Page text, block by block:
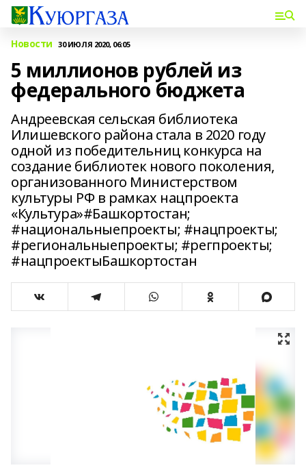
Новости 30 ИЮЛЯ 2020, 06:05
5 миллионов рублей из
федерального бюджета
Андреевская сельская библиотека
Илишевского района стала в 2020 году
одной из победительниц конкурса на
создание библиотек нового поколения,
организованного Министерством
культуры РФ в рамках нацпроекта
«Культура»#Башкортостан;
#национальныепроекты; #нацпроекты;
#региональныепроекты; #регпроекты;
#нацпроектыБашкортостан